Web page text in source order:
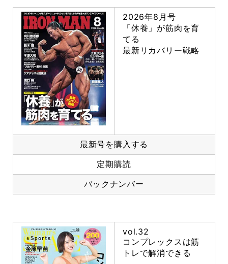
2026年8月号
「休養」が筋肉を育
てる
最新リカバリー戦略
最新号を購入する
定期購読
バックナンバー
vol.32
コンプレックスは筋
トレで解消できる